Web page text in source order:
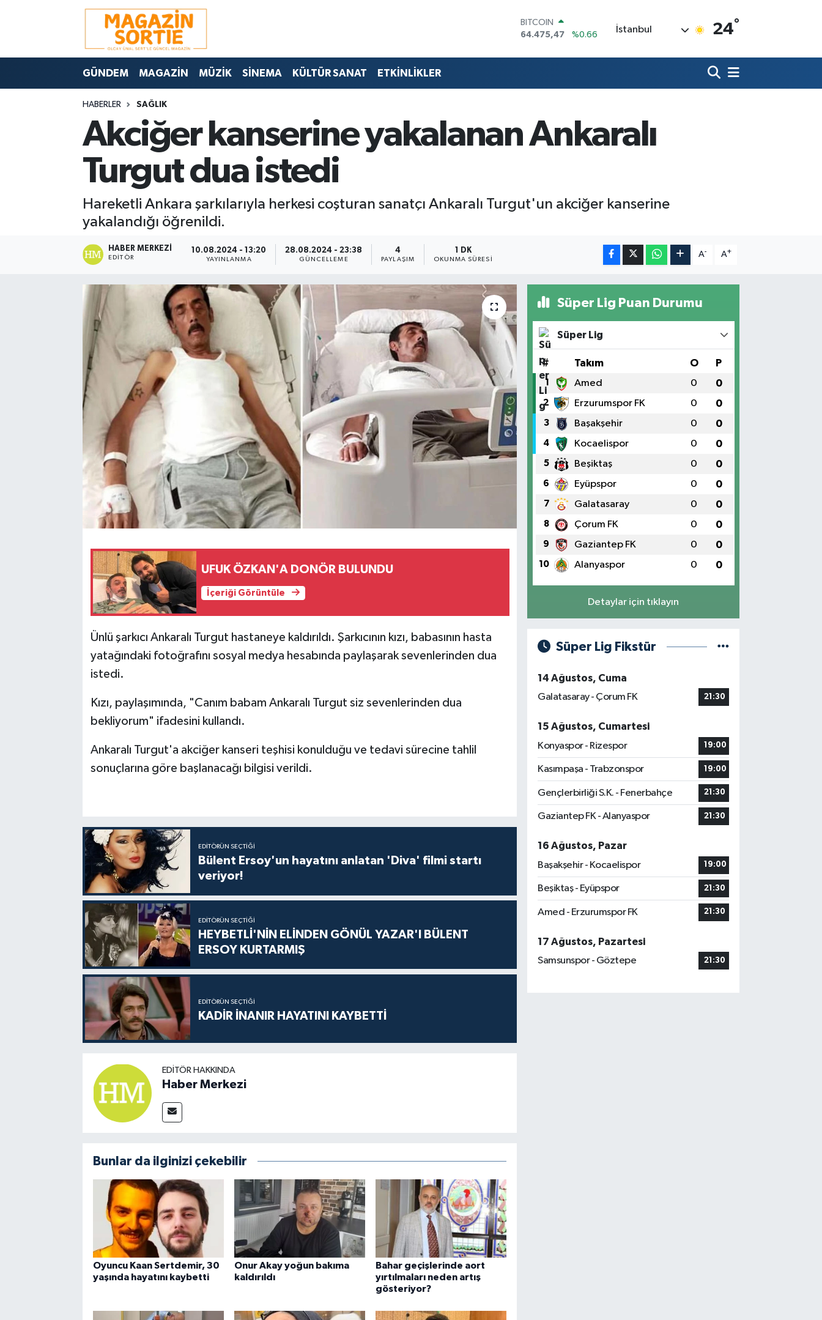
DOLAR
47,5971
%0.05
55,1336
%0.18
BİST100
13.703
%0
BITCOIN
İstanbul 24°
GÜNDEM MAGAZİN MÜZİK SİNEMA KÜLTÜR SANAT ETKİNLİKLER
HABERLER SAĞLIK
Akciğer kanserine yakalanan Ankaralı
Turgut dua istedi
Hareketli Ankara şarkılarıyla herkesi coşturan sanatçı Ankaralı Turgut'un akciğer kanserine
yakalandığı öğrenildi.
HABER MERKEZI
EDITÖR
10.08.2024 - 13:20
YAYINLANMA
28.08.2024 - 23:38
GÜNCELLEME
4
PAYLAŞIM
1 DK
OKUNMA SÜRESI
A- A+
UFUK ÖZKAN'A DONÖR BULUNDU
İçeriği Görüntüle
Ünlü şarkıcı Ankaralı Turgut hastaneye kaldırıldı. Şarkıcının kızı, babasının hasta
yatağındaki fotoğrafını sosyal medya hesabında paylaşarak sevenlerinden dua
istedi.
Kızı, paylaşımında, "Canım babam Ankaralı Turgut siz sevenlerinden dua
bekliyorum" ifadesini kullandı.
Ankaralı Turgut'a akciğer kanseri teşhisi konulduğu ve tedavi sürecine tahlil
sonuçlarına göre başlanacağı bilgisi verildi.
EDITÖRÜN SEÇTIĞI
Bülent Ersoy'un hayatını anlatan 'Diva' filmi startı
veriyor!
EDITÖRÜN SEÇTIĞI
HEYBETLİ'NİN ELİNDEN GÖNÜL YAZAR'I BÜLENT
ERSOY KURTARMIŞ
EDITÖRÜN SEÇTIĞI
KADİR İNANIR HAYATINI KAYBETTİ
EDITÖR HAKKINDA
Haber Merkezi
Bunlar da ilginizi çekebilir
Oyuncu Kaan Sertdemir, 30
yaşında hayatını kaybetti
Onur Akay yoğun bakıma
kaldırıldı
Bahar geçişlerinde aort
yırtılmaları neden artış
gösteriyor?
Süper Lig Puan Durumu
Süper Lig
# Takım O P
1 Amed 0 0
2 Erzurumspor FK 0 0
3 Başakşehir 0 0
4 Kocaelispor 0 0
5 Beşiktaş 0 0
6 Eyüpspor 0 0
7 Galatasaray 0 0
8 Çorum FK 0 0
9 Gaziantep FK 0 0
10 Alanyaspor 0 0
Detaylar için tıklayın
Süper Lig Fikstür
14 Ağustos, Cuma
Galatasaray - Çorum FK
21:30
15 Ağustos, Cumartesi
Konyaspor - Rizespor
19:00
Kasımpaşa - Trabzonspor 19:00
Gençlerbirliği S.K. - Fenerbahçe 21:30
Gaziantep FK - Alanyaspor 21:30
16 Ağustos, Pazar
Başakşehir - Kocaelispor
19:00
Beşiktaş - Eyüpspor 21:30
Amed - Erzurumspor FK 21:30
17 Ağustos, Pazartesi
Samsunspor - Göztepe
21:30
Nöbetçi Eczaneler
Hava Durumu
Trafik Durumu
Süper Lig Puan Durumu ve Fikstür
Son Dakika Haberleri